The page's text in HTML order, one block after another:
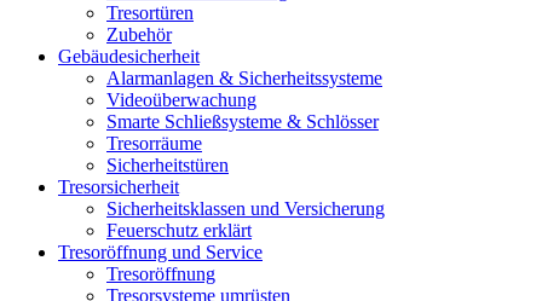
Tresortüren
Zubehör
Gebäudesicherheit
Alarmanlagen & Sicherheitssysteme
Videoüberwachung
Smarte Schließsysteme & Schlösser
Tresorräume
Sicherheitstüren
Tresorsicherheit
Sicherheitsklassen und Versicherung
Feuerschutz erklärt
Tresoröffnung und Service
Tresoröffnung
Tresorsysteme umrüsten